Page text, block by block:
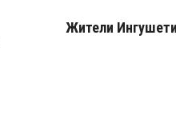
Жители